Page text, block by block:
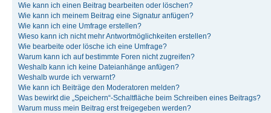
Wie kann ich einen Beitrag bearbeiten oder löschen?
Wie kann ich meinem Beitrag eine Signatur anfügen?
Wie kann ich eine Umfrage erstellen?
Wieso kann ich nicht mehr Antwortmöglichkeiten erstellen?
Wie bearbeite oder lösche ich eine Umfrage?
Warum kann ich auf bestimmte Foren nicht zugreifen?
Weshalb kann ich keine Dateianhänge anfügen?
Weshalb wurde ich verwarnt?
Wie kann ich Beiträge den Moderatoren melden?
Was bewirkt die „Speichern“-Schaltfläche beim Schreiben eines Beitrags?
Warum muss mein Beitrag erst freigegeben werden?